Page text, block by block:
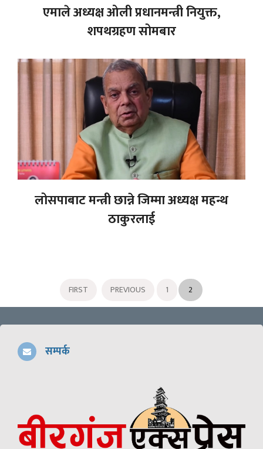
एमाले अध्यक्ष ओली प्रधानमन्त्री नियुक्त,
शपथग्रहण सोमबार
लोसपाबाट मन्त्री छान्ने जिम्मा अध्यक्ष महन्थ
ठाकुरलाई
FIRST PREVIOUS 1 2
सम्पर्क